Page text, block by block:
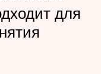
для